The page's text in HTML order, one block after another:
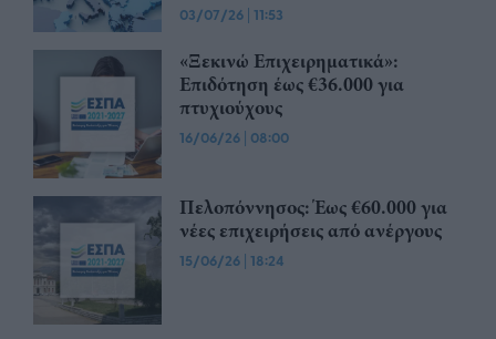
03/07/26 | 11:53
«Ξεκινώ Επιχειρηματικά»:
Επιδότηση έως €36.000 για
πτυχιούχους
16/06/26 | 08:00
Πελοπόννησος: Έως €60.000 για
νέες επιχειρήσεις από ανέργους
15/06/26 | 18:24